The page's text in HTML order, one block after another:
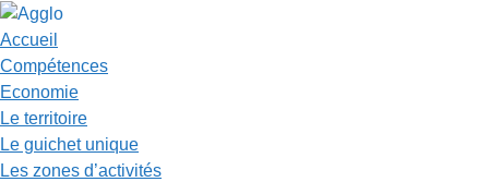
Accueil
Compétences
Economie
Le territoire
Le guichet unique
Les zones d’activités